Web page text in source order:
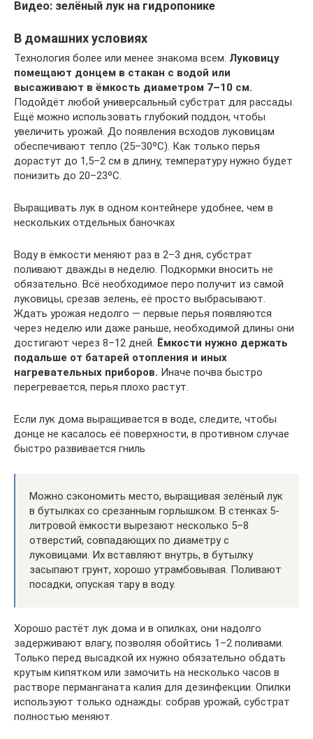
Видео: зелёный лук на гидропонике
В домашних условиях
Технология более или менее знакома всем. Луковицу
помещают донцем в стакан с водой или
высаживают в ёмкость диаметром 7–10 см.
Подойдёт любой универсальный субстрат для рассады.
Ещё можно использовать глубокий поддон, чтобы
увеличить урожай. До появления всходов луковицам
обеспечивают тепло (25–30ºС). Как только перья
дорастут до 1,5–2 см в длину, температуру нужно будет
понизить до 20–23ºС.
Выращивать лук в одном контейнере удобнее, чем в
нескольких отдельных баночках
Воду в ёмкости меняют раз в 2–3 дня, субстрат
поливают дважды в неделю. Подкормки вносить не
обязательно. Всё необходимое перо получит из самой
луковицы, срезав зелень, её просто выбрасывают.
Ждать урожая недолго — первые перья появляются
через неделю или даже раньше, необходимой длины они
достигают через 8–12 дней. Ёмкости нужно держать
подальше от батарей отопления и иных
нагревательных приборов. Иначе почва быстро
перегревается, перья плохо растут.
Если лук дома выращивается в воде, следите, чтобы
донце не касалось её поверхности, в противном случае
быстро развивается гниль
Можно сэкономить место, выращивая зелёный лук
в бутылках со срезанным горлышком. В стенках 5-
литровой ёмкости вырезают несколько 5–8
отверстий, совпадающих по диаметру с
луковицами. Их вставляют внутрь, в бутылку
засыпают грунт, хорошо утрамбовывая. Поливают
посадки, опуская тару в воду.
Хорошо растёт лук дома и в опилках, они надолго
задерживают влагу, позволяя обойтись 1–2 поливами.
Только перед высадкой их нужно обязательно обдать
крутым кипятком или замочить на несколько часов в
растворе перманганата калия для дезинфекции. Опилки
используют только однажды: собрав урожай, субстрат
полностью меняют.